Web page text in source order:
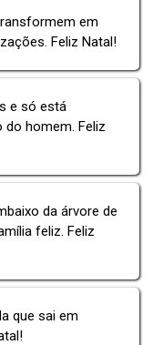
em
Feliz Natal!
e só está
homem. Feliz
da árvore de
feliz. Feliz
que sai em